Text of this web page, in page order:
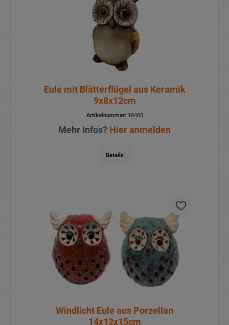
Eule mit Blätterflügel aus Keramik
9x8x12cm
Artikelnummer:18485
Mehr Infos? Hier anmelden
Details
Windlicht Eule aus Porzellan
14x12x15cm